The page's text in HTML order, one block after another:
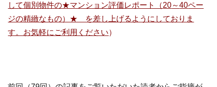
して個別物件の★マンション評価レポート（20～40ペー
ジの精緻なもの）★ を差し上げるようにしておりま
す。お気軽にご利用ください）